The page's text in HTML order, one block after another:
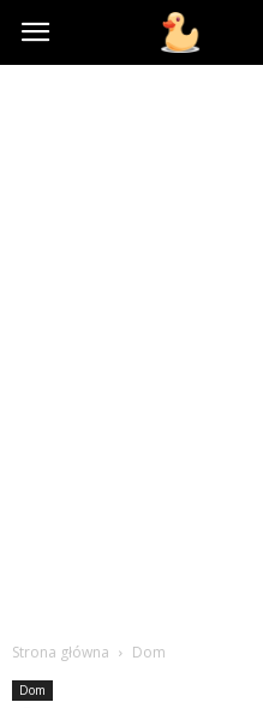
Toysboard.pl
Strona główna Dom
Dom